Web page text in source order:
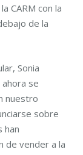
CARM con la
de la
Sonia
se
nuestro
sobre
han
de vender a la